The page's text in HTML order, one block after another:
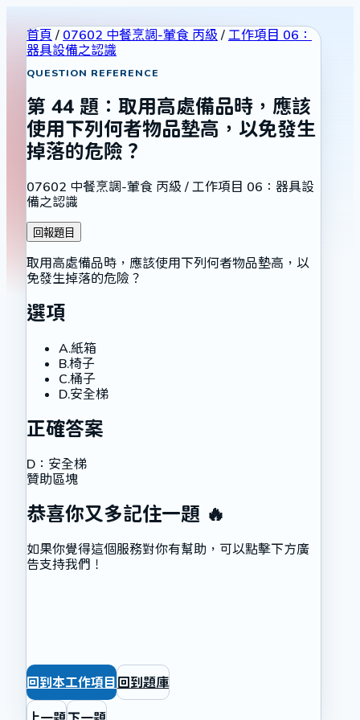
首頁 / 07602 中餐烹調-葷食 丙級 / 工作項目 06：
器具設備之認識
QUESTION REFERENCE
第 44 題： 取用高處備品時，應該
使用下列何者物品墊高，以免發生
掉落的危險？
07602 中餐烹調-葷食 丙級 / 工作項目 06：器具設
備之認識
回報題目
取用高處備品時，應該使用下列何者物品墊高，以
免發生掉落的危險？
選項
A.紙箱
B.椅子
C.桶子
D.安全梯
正確答案
D ： 安全梯
贊助區塊
恭喜你又多記住一題 🔥
如果你覺得這個服務對你有幫助，可以點擊下方廣
告支持我們！
回到本工作項目 回到題庫